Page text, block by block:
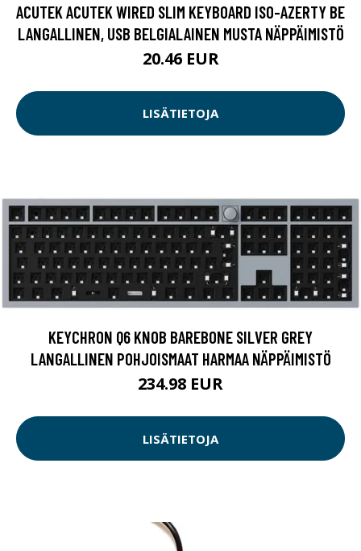
ACUTEK ACUTEK WIRED SLIM KEYBOARD ISO-AZERTY BE
LANGALLINEN, USB BELGIALAINEN MUSTA NÄPPÄIMISTÖ
20.46 EUR
LISÄTIETOJA
KEYCHRON Q6 KNOB BAREBONE SILVER GREY
LANGALLINEN POHJOISMAAT HARMAA NÄPPÄIMISTÖ
234.98 EUR
LISÄTIETOJA